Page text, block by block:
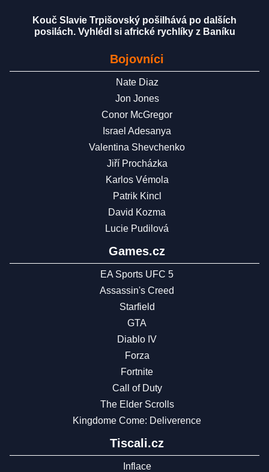
Kouč Slavie Trpišovský pošilhává po dalších
posilách. Vyhlédl si africké rychlíky z Baníku
Bojovníci
Nate Diaz
Jon Jones
Conor McGregor
Israel Adesanya
Valentina Shevchenko
Jiří Procházka
Karlos Vémola
Patrik Kincl
David Kozma
Lucie Pudilová
Games.cz
EA Sports UFC 5
Assassin's Creed
Starfield
GTA
Diablo IV
Forza
Fortnite
Call of Duty
The Elder Scrolls
Kingdome Come: Deliverence
Tiscali.cz
Inflace